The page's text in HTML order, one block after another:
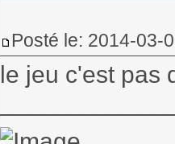
Posté le: 2014-03-
le jeu c'est pas